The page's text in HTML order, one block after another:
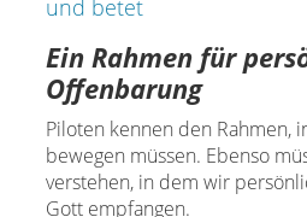
Ein Rahmen für
Offenbarung
Piloten kennen den Rahmen,
bewegen müssen. Ebenso
verstehen, in dem wir
Gott empfangen.